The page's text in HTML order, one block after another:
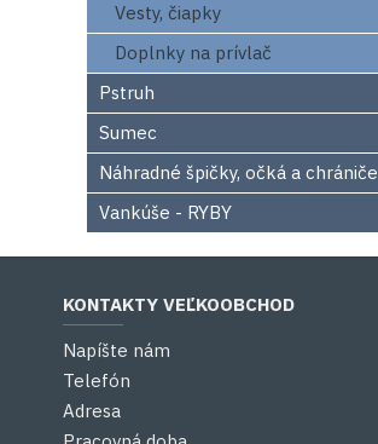
Vesty, čiapky
Doplnky na prívlač
Pstruh
Sumec
Náhradné špičky, očká a chrániče
Vankúše - RYBY
KONTAKTY VEĽKOOBCHOD
Napíšte nám
Telefón
Adresa